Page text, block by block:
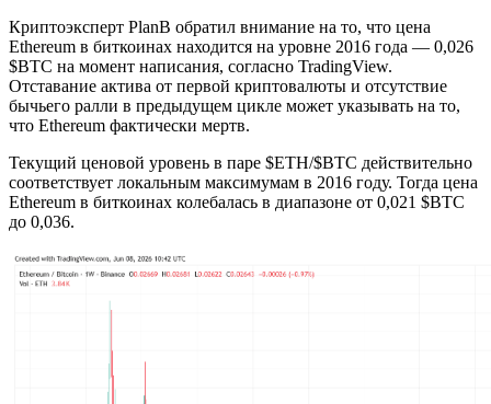
Криптоэксперт PlanB обратил внимание на то, что цена
Ethereum в биткоинах находится на уровне 2016 года — 0,026
$BTC на момент написания, согласно TradingView.
Отставание актива от первой криптовалюты и отсутствие
бычьего ралли в предыдущем цикле может указывать на то,
что Ethereum фактически мертв.
Текущий ценовой уровень в паре $ETH/$BTC действительно
соответствует локальным максимумам в 2016 году. Тогда цена
Ethereum в биткоинах колебалась в диапазоне от 0,021 $BTC
до 0,036.